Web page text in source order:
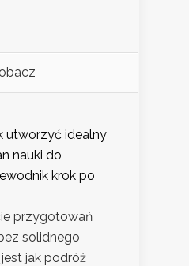
utworzyć idealny
nauki do
krok po
przygotowań
solidnego
jak podróż